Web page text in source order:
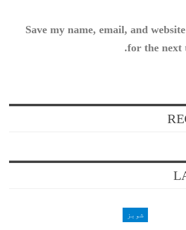
Save my name, email, and
for the next
شوبز